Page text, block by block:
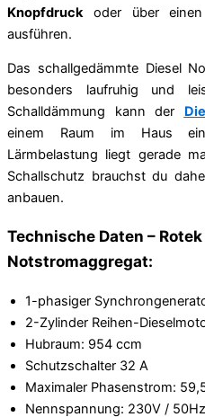
Knopfdruckoder über
ausführen.
Das schallgedämmte Diesel
besonders laufruhig und
Schalldämmung kann der
einem Raum im Haus
Lärmbelastung liegt gerade
Schallschutz brauchst du
anbauen.
Technische Daten –
Notstromaggregat:
1-phasiger
2-Zylinder Reihen-
Hubraum: 954 ccm
Schutzschalter 32 A
Maximaler Phasenstrom:
Nennspannung: 230V / 50Hz